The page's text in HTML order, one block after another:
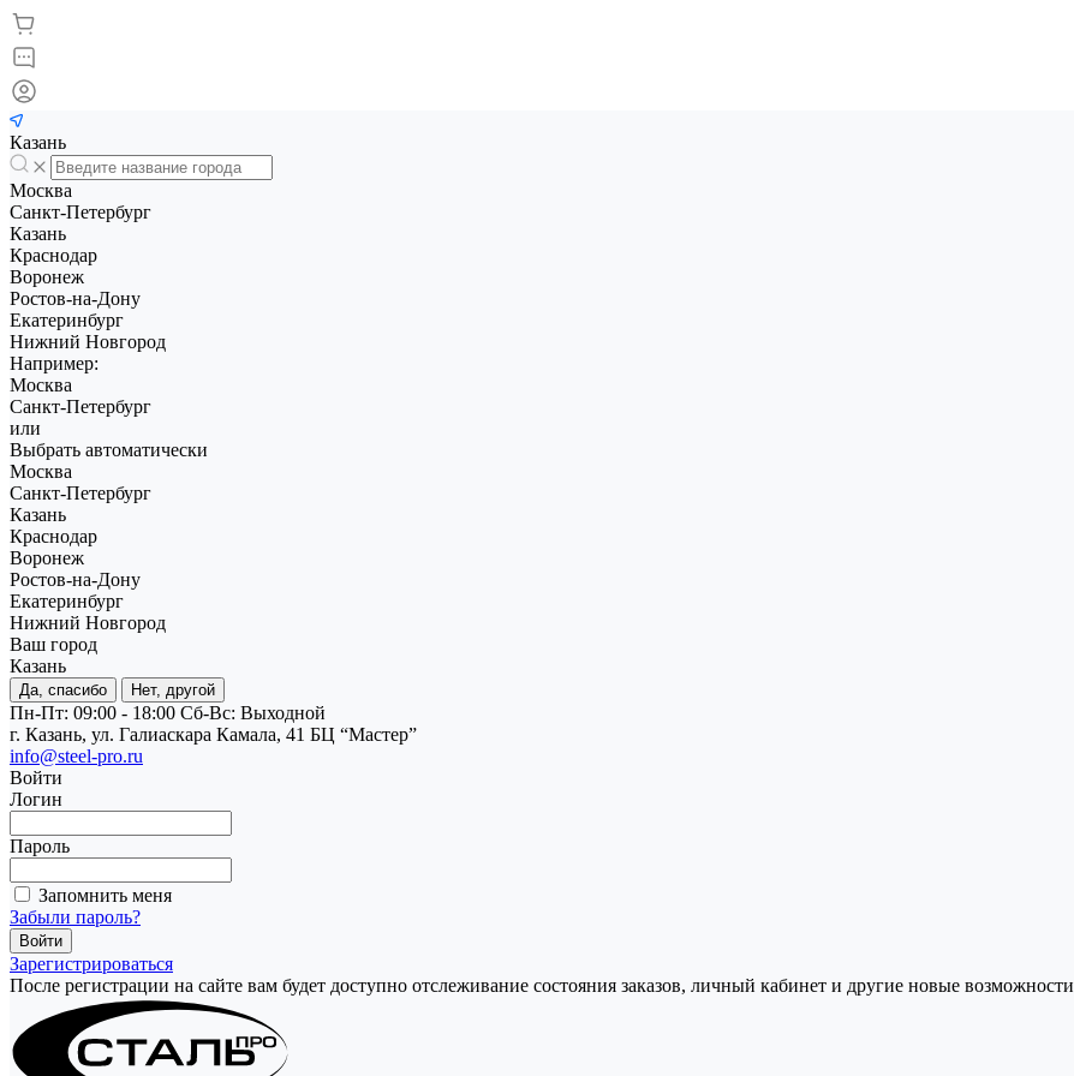
Казань
Москва
Санкт-Петербург
Казань
Краснодар
Воронеж
Ростов-на-Дону
Екатеринбург
Нижний Новгород
Например:
Москва
Санкт-Петербург
или
Выбрать автоматически
Москва
Санкт-Петербург
Казань
Краснодар
Воронеж
Ростов-на-Дону
Екатеринбург
Нижний Новгород
Ваш город
Казань
Да, спасибо Нет, другой
Пн-Пт: 09:00 - 18:00 Cб-Вс: Выходной
г. Казань, ул. Галиаскара Камала, 41 БЦ “Мастер”
info@steel-pro.ru
Войти
Логин
Пароль
Запомнить меня
Забыли пароль?
Зарегистрироваться
После регистрации на сайте вам будет доступно отслеживание состояния заказов, личный кабинет и другие новые возможности